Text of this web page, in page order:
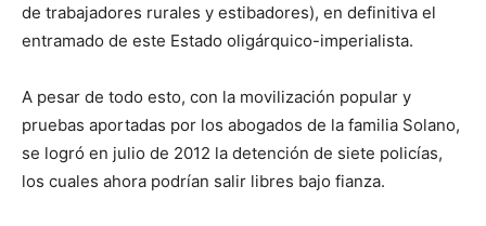
de trabajadores rurales y estibadores), en definitiva el
entramado de este Estado oligárquico-imperialista.
A pesar de todo esto, con la movilización popular y
pruebas aportadas por los abogados de la familia Solano,
se logró en julio de 2012 la detención de siete policías,
los cuales ahora podrían salir libres bajo fianza.